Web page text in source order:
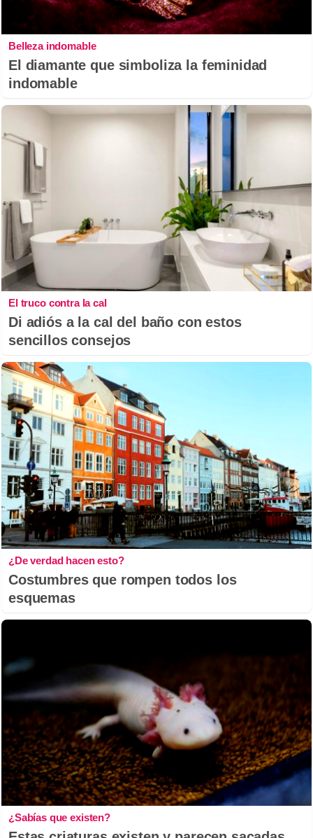
Belleza indomable
El diamante que simboliza la feminidad
indomable
El truco contra la cal
Di adiós a la cal del baño con estos
sencillos consejos
¿De verdad hacen esto?
Costumbres que rompen todos los
esquemas
¿Sabías que existen?